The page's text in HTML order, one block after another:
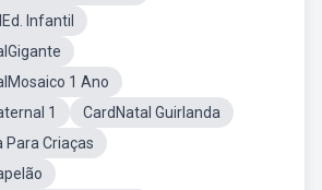
Infantil
1 Ano
1
CardNatal Guirlanda
Para Criaças